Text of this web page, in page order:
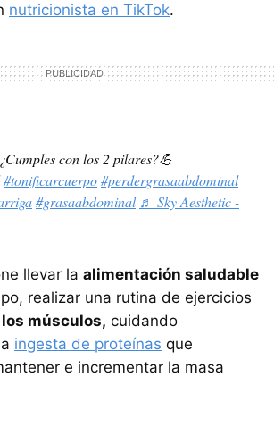
nutricionista en TikTok.
¿Cumples con los 2 pilares?💪
#tonificarcuerpo#perdergrasaabdominal
#grasaabdominal ♬ Sky Aesthetic -
llevar la alimentación saludable
realizar una rutina de ejercicios
músculos, cuidando
ingesta de proteínas que
e incrementar la masa